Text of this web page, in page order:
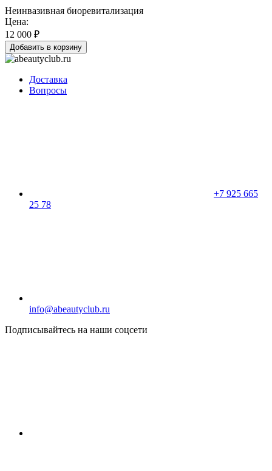
Неинвазивная биоревитализация
Цена:
12 000 ₽
Добавить в корзину
Доставка
Вопросы
+7 925 665
25 78
info@abeautyclub.ru
Подписывайтесь на наши соцсети